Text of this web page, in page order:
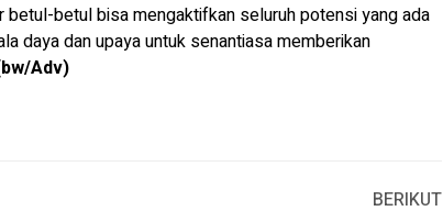
betul-betul bisa mengaktifkan seluruh potensi yang ada
daya dan upaya untuk senantiasa memberikan
Adv)
BERIKUT